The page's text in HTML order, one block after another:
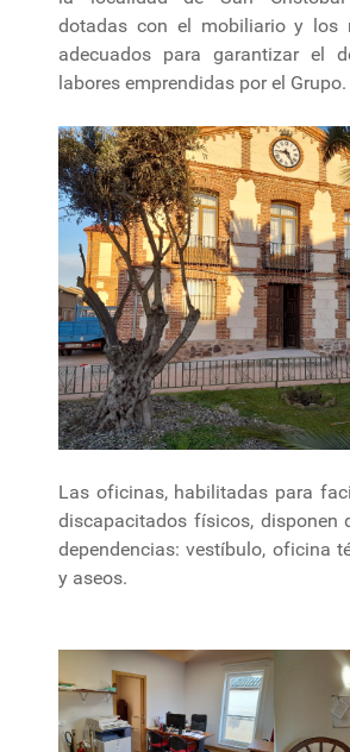
dotadas con el mobiliario y los
adecuados para garantizar el
labores emprendidas por el Grupo.
Las oficinas, habilitadas para
discapacitados físicos, disponen
dependencias: vestíbulo, oficina
y aseos.